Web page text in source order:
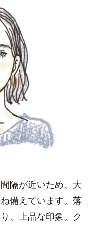
隔が近いため、大
備えています。落
、上品な印象。ク